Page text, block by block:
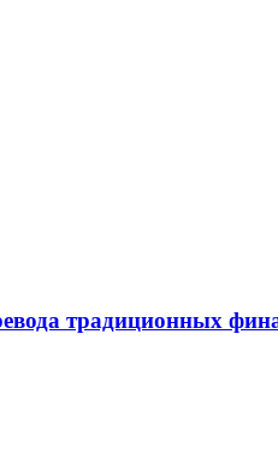
традиционных